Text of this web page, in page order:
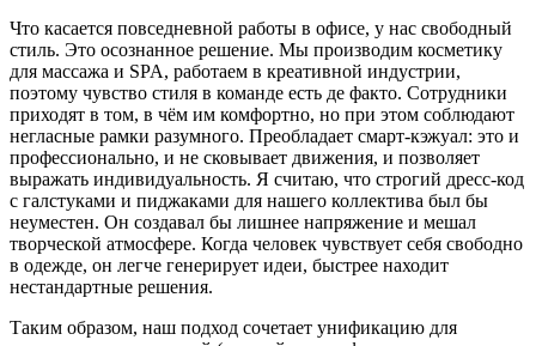
Что касается повседневной работы в офисе, у нас свободный
стиль. Это осознанное решение. Мы производим косметику
для массажа и SPA, работаем в креативной индустрии,
поэтому чувство стиля в команде есть де факто. Сотрудники
приходят в том, в чём им комфортно, но при этом соблюдают
негласные рамки разумного. Преобладает смарт-кэжуал: это и
профессионально, и не сковывает движения, и позволяет
выражать индивидуальность. Я считаю, что строгий дресс-код
с галстуками и пиджаками для нашего коллектива был бы
неуместен. Он создавал бы лишнее напряжение и мешал
творческой атмосфере. Когда человек чувствует себя свободно
в одежде, он легче генерирует идеи, быстрее находит
нестандартные решения.
Таким образом, наш подход сочетает унификацию для